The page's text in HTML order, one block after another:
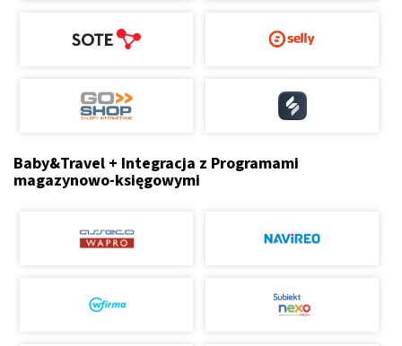
Baby&Travel + Integracja z Programami
magazynowo-księgowymi